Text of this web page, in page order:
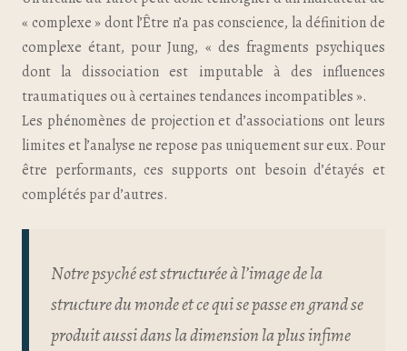
« complexe » dont l’Être n’a pas conscience, la définition de
complexe étant, pour Jung, « des fragments psychiques
dont la dissociation est imputable à des influences
traumatiques ou à certaines tendances incompatibles ».
Les phénomènes de projection et d’associations ont leurs
limites et l’analyse ne repose pas uniquement sur eux. Pour
être performants, ces supports ont besoin d’étayés et
complétés par d’autres.
Notre psyché est structurée à l’image de la
structure du monde et ce qui se passe en grand se
produit aussi dans la dimension la plus infime